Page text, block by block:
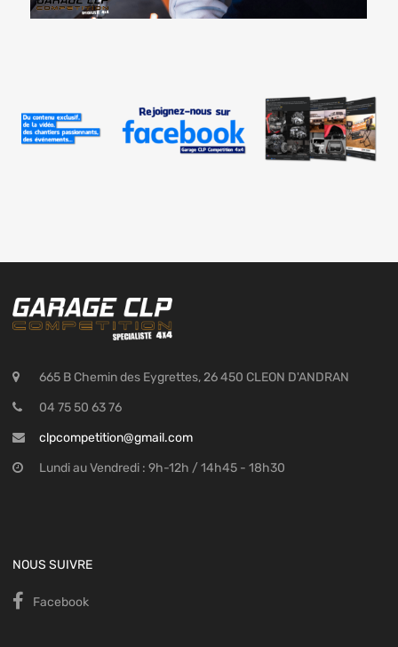
665 B Chemin des Eygrettes, 26 450 CLEON D'ANDRAN
04 75 50 63 76
clpcompetition@gmail.com
Lundi au Vendredi : 9h-12h / 14h45 - 18h30
NOUS SUIVRE
Facebook